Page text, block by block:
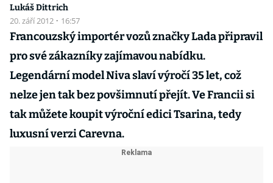
Lukáš Dittrich
20. září 2012 · 16:57
Francouzský importér vozů značky Lada připravil
pro své zákazníky zajímavou nabídku.
Legendární model Niva slaví výročí 35 let, což
nelze jen tak bez povšimnutí přejít. Ve Francii si
tak můžete koupit výroční edici Tsarina, tedy
luxusní verzi Carevna.